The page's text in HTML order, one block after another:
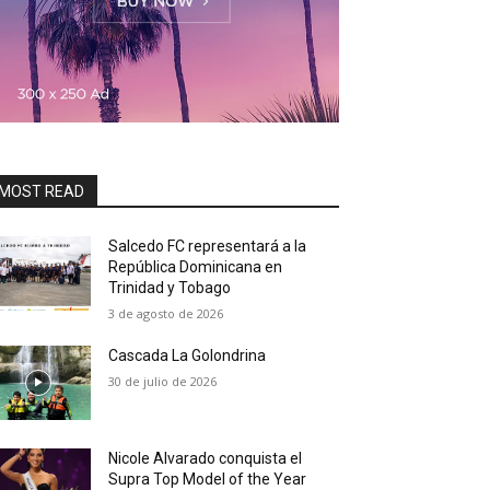
READ
Salcedo FC representará a la
República Dominicana en
Trinidad y Tobago
3 de agosto de 2026
Cascada La Golondrina
30 de julio de 2026
Nicole Alvarado conquista el
Supra Top Model of the Year